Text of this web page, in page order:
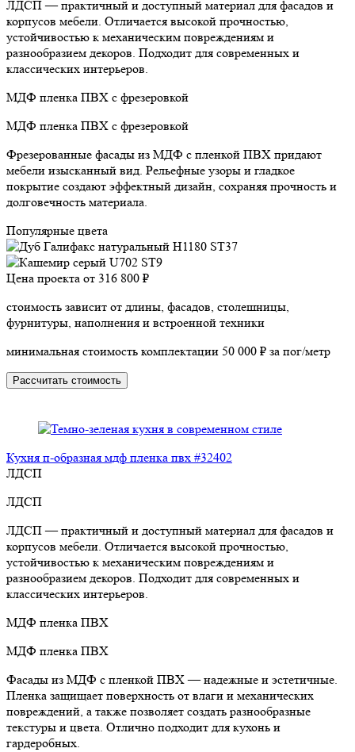
ЛДСП — практичный и доступный материал для фасадов и
корпусов мебели. Отличается высокой прочностью,
устойчивостью к механическим повреждениям и
разнообразием декоров. Подходит для современных и
классических интерьеров.
МДФ пленка ПВХ с фрезеровкой
МДФ пленка ПВХ с фрезеровкой
Фрезерованные фасады из МДФ с пленкой ПВХ придают
мебели изысканный вид. Рельефные узоры и гладкое
покрытие создают эффектный дизайн, сохраняя прочность и
долговечность материала.
Популярные цвета
Цена проекта от 316 800 ₽
стоимость зависит от длины, фасадов, столешницы,
фурнитуры, наполнения и встроенной техники
минимальная стоимость комплектации 50 000 ₽ за пог/метр
Рассчитать стоимость
Кухня п-образная мдф пленка пвх #32402
ЛДСП
ЛДСП
ЛДСП — практичный и доступный материал для фасадов и
корпусов мебели. Отличается высокой прочностью,
устойчивостью к механическим повреждениям и
разнообразием декоров. Подходит для современных и
классических интерьеров.
МДФ пленка ПВХ
МДФ пленка ПВХ
Фасады из МДФ с пленкой ПВХ — надежные и эстетичные.
Пленка защищает поверхность от влаги и механических
повреждений, а также позволяет создать разнообразные
текстуры и цвета. Отлично подходит для кухонь и
гардеробных.